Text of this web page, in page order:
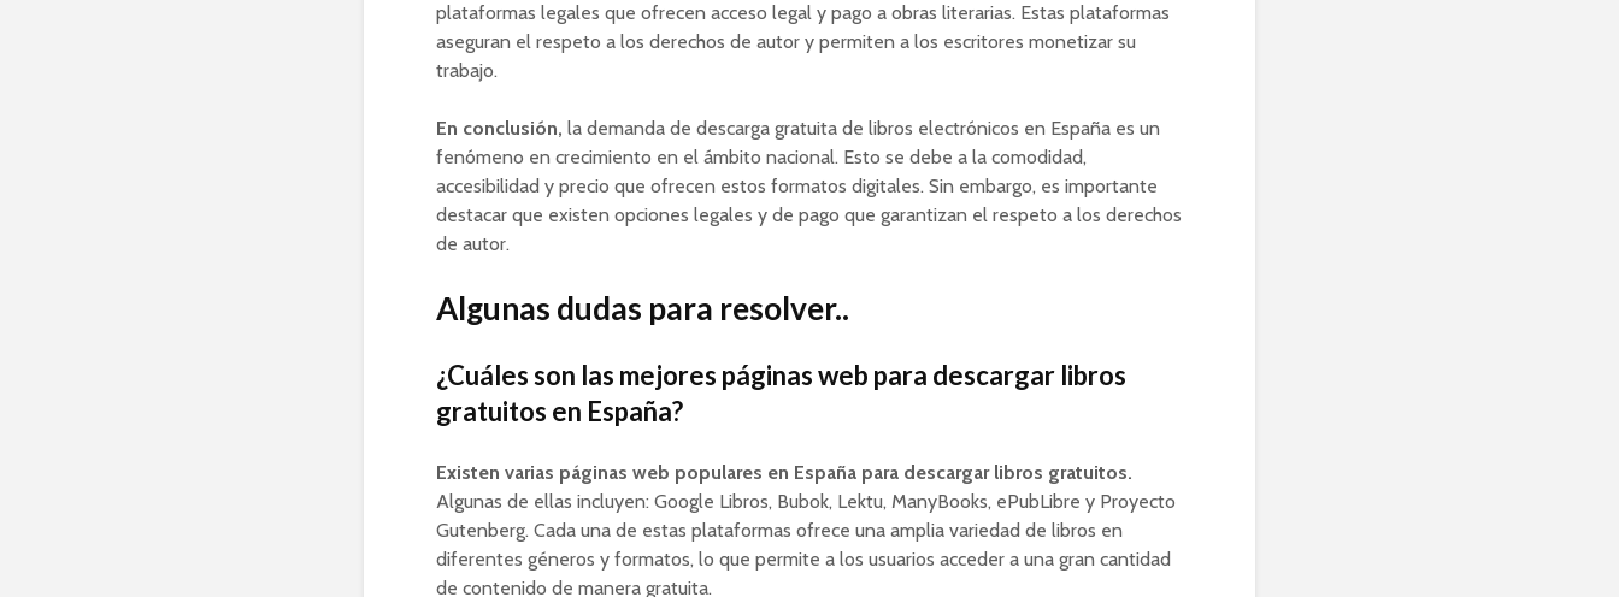
plataformas legales que ofrecen acceso legal y pago a obras literarias. Estas plataformas
aseguran el respeto a los derechos de autor y permiten a los escritores monetizar su
trabajo.
En conclusión, la demanda de descarga gratuita de libros electrónicos en España es un
fenómeno en crecimiento en el ámbito nacional. Esto se debe a la comodidad,
accesibilidad y precio que ofrecen estos formatos digitales. Sin embargo, es importante
destacar que existen opciones legales y de pago que garantizan el respeto a los derechos
de autor.
Algunas dudas para resolver..
¿Cuáles son las mejores páginas web para descargar libros
gratuitos en España?
Existen varias páginas web populares en España para descargar libros gratuitos.
Algunas de ellas incluyen: Google Libros, Bubok, Lektu, ManyBooks, ePubLibre y Proyecto
Gutenberg. Cada una de estas plataformas ofrece una amplia variedad de libros en
diferentes géneros y formatos, lo que permite a los usuarios acceder a una gran cantidad
de contenido de manera gratuita.